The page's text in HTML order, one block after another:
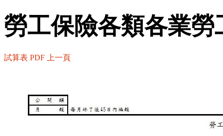
勞工保險各類各業
試算表 PDF 上一頁